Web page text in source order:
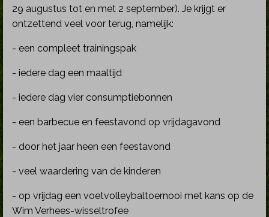
29 augustus tot en met 2 september). Je krijgt er
ontzettend veel voor terug, namelijk:
- een compleet trainingspak
- iedere dag een maaltijd
- iedere dag vier consumptiebonnen
- een barbecue en feestavond op vrijdagavond
- door het jaar heen een feestavond
- veel waardering van de kinderen
- op vrijdag een voetvolleybaltoernooi met kans op de
Wim Verhees-wisseltrofee